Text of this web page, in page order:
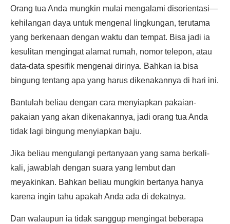
Orang tua Anda mungkin mulai mengalami disorientasi—
kehilangan daya untuk mengenal lingkungan, terutama
yang berkenaan dengan waktu dan tempat. Bisa jadi ia
kesulitan mengingat alamat rumah, nomor telepon, atau
data-data spesifik mengenai dirinya. Bahkan ia bisa
bingung tentang apa yang harus dikenakannya di hari ini.
Bantulah beliau dengan cara menyiapkan pakaian-
pakaian yang akan dikenakannya, jadi orang tua Anda
tidak lagi bingung menyiapkan baju.
Jika beliau mengulangi pertanyaan yang sama berkali-
kali, jawablah dengan suara yang lembut dan
meyakinkan. Bahkan beliau mungkin bertanya hanya
karena ingin tahu apakah Anda ada di dekatnya.
Dan walaupun ia tidak sanggup mengingat beberapa